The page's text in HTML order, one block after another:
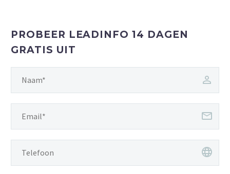
PROBEER LEADINFO 14 DAGEN
GRATIS UIT